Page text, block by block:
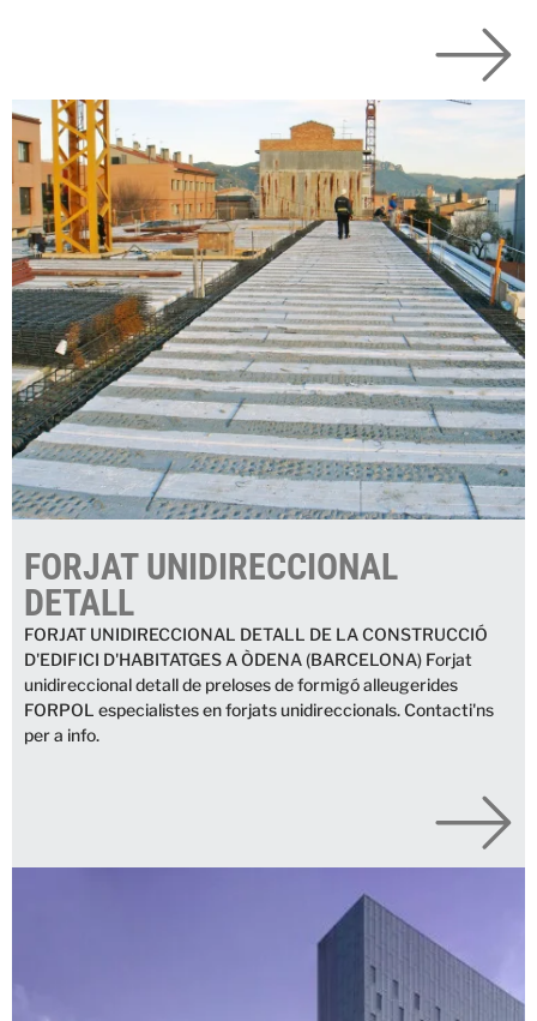
FORJAT UNIDIRECCIONAL
DETALL
FORJAT UNIDIRECCIONAL DETALL DE LA CONSTRUCCIÓ
D'EDIFICI D'HABITATGES A ÒDENA (BARCELONA) Forjat
unidireccional detall de preloses de formigó alleugerides
FORPOL especialistes en forjats unidireccionals. Contacti'ns
per a info.